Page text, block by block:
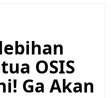
OSIS
Ga Akan